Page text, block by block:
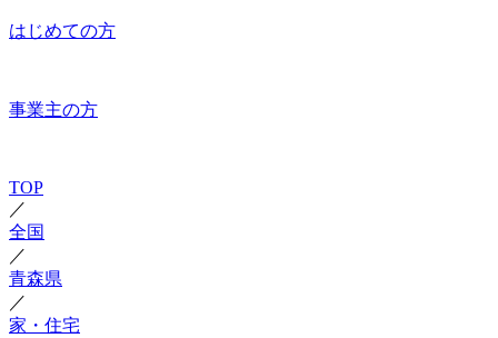
はじめての方
事業主の方
TOP
／
全国
／
青森県
／
家・住宅